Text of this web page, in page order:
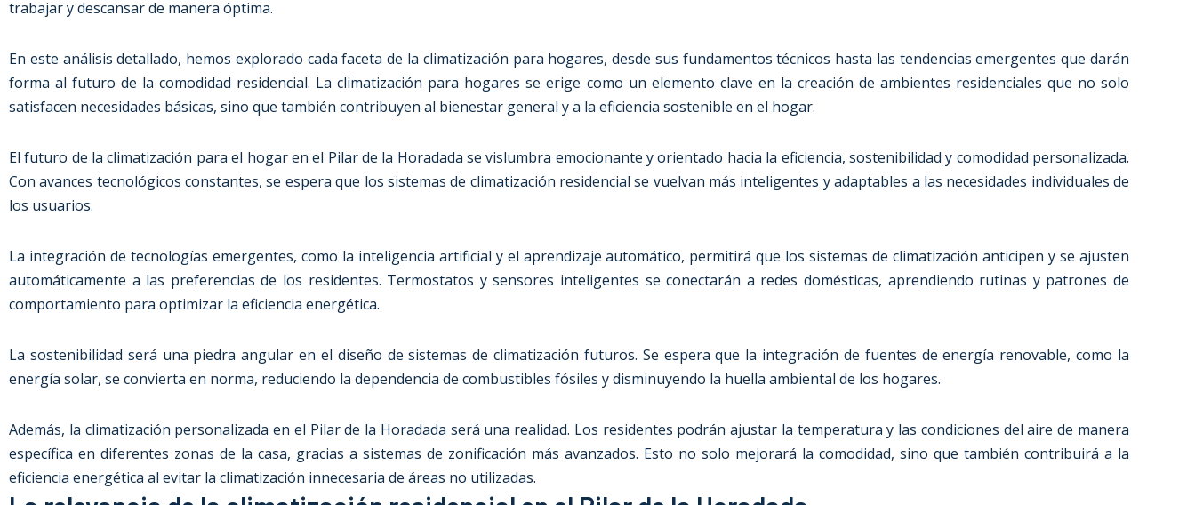
trabajar y descansar de manera óptima.
En este análisis detallado, hemos explorado cada faceta de la climatización para hogares, desde sus fundamentos técnicos hasta las tendencias emergentes que darán
forma al futuro de la comodidad residencial. La climatización para hogares se erige como un elemento clave en la creación de ambientes residenciales que no solo
satisfacen necesidades básicas, sino que también contribuyen al bienestar general y a la eficiencia sostenible en el hogar.
El futuro de la climatización para el hogar en el Pilar de la Horadada se vislumbra emocionante y orientado hacia la eficiencia, sostenibilidad y comodidad personalizada.
Con avances tecnológicos constantes, se espera que los sistemas de climatización residencial se vuelvan más inteligentes y adaptables a las necesidades individuales de
los usuarios.
La integración de tecnologías emergentes, como la inteligencia artificial y el aprendizaje automático, permitirá que los sistemas de climatización anticipen y se ajusten
automáticamente a las preferencias de los residentes. Termostatos y sensores inteligentes se conectarán a redes domésticas, aprendiendo rutinas y patrones de
comportamiento para optimizar la eficiencia energética.
La sostenibilidad será una piedra angular en el diseño de sistemas de climatización futuros. Se espera que la integración de fuentes de energía renovable, como la
energía solar, se convierta en norma, reduciendo la dependencia de combustibles fósiles y disminuyendo la huella ambiental de los hogares.
Además, la climatización personalizada en el Pilar de la Horadada será una realidad. Los residentes podrán ajustar la temperatura y las condiciones del aire de manera
específica en diferentes zonas de la casa, gracias a sistemas de zonificación más avanzados. Esto no solo mejorará la comodidad, sino que también contribuirá a la
eficiencia energética al evitar la climatización innecesaria de áreas no utilizadas.